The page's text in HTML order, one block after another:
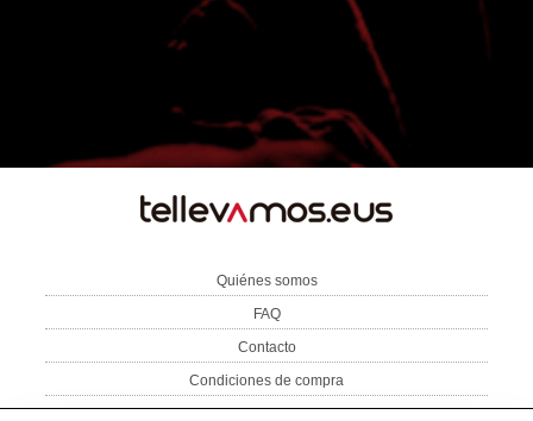
Quiénes somos
FAQ
Contacto
Condiciones de compra
Aviso Legal